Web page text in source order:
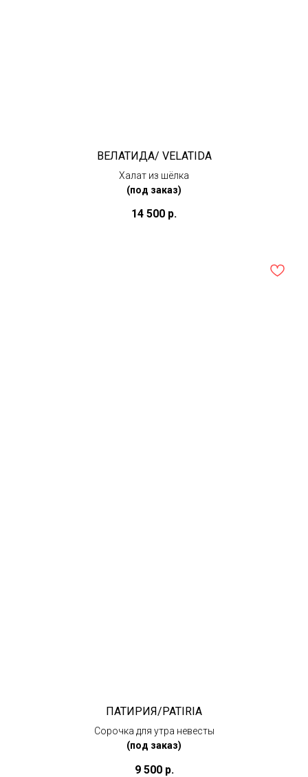
ВЕЛАТИДА/ VELATIDA
Халат из шёлка
(под заказ)
14 500 р.
ПАТИРИЯ/PATIRIA
Сорочка для утра невесты
(под заказ)
9 500 р.